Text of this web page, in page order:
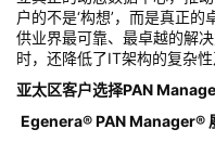
户的不是‘构想’，而是真正
供业界最可靠、最卓越的解
时，还降低了IT架构的复杂
亚太区客户选择PAN
Egenera® PAN Manager®